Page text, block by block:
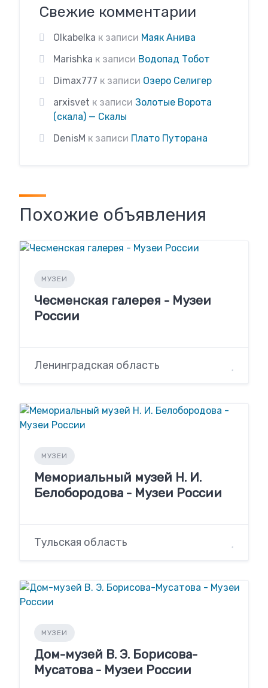
Свежие комментарии
Olkabelka к записи Маяк Анива
Marishka к записи Водопад Тобот
Dimax777 к записи Озеро Селигер
arxisvet к записи Золотые Ворота
(скала) — Скалы
DenisM к записи Плато Путорана
Похожие объявления
МУЗЕИ
Чесменская галерея - Музеи
России
Ленинградская область
МУЗЕИ
Мемориальный музей Н. И.
Белобородова - Музеи России
Тульская область
МУЗЕИ
Дом-музей В. Э. Борисова-
Мусатова - Музеи России